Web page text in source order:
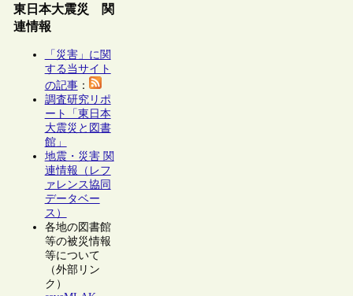
東日本大震災 関
連情報
「災害」に関
する当サイト
の記事：
調査研究リポ
ート「東日本
大震災と図書
館」
地震・災害 関
連情報（レフ
ァレンス協同
データベー
ス）
各地の図書館
等の被災情報
等について
（外部リン
ク）